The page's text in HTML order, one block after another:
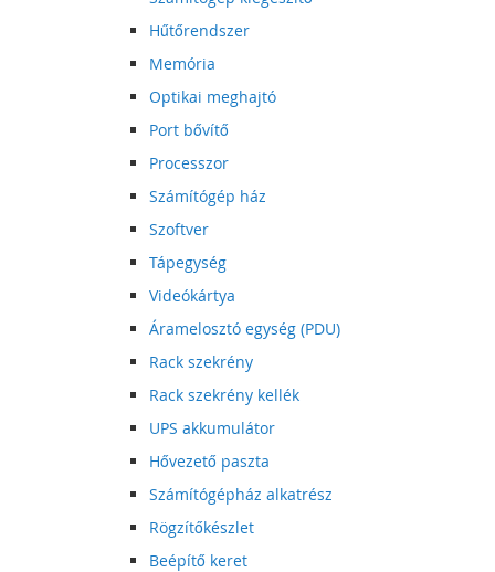
Hűtőrendszer
Memória
Optikai meghajtó
Port bővítő
Processzor
Számítógép ház
Szoftver
Tápegység
Videókártya
Áramelosztó egység (PDU)
Rack szekrény
Rack szekrény kellék
UPS akkumulátor
Hővezető paszta
Számítógépház alkatrész
Rögzítőkészlet
Beépítő keret